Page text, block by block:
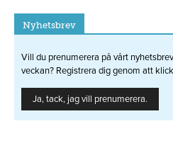
Nyhetsbrev
Vill du prenumerera på vårt
veckan? Registrera dig genom att
Ja, tack, jag vill prenumerera.